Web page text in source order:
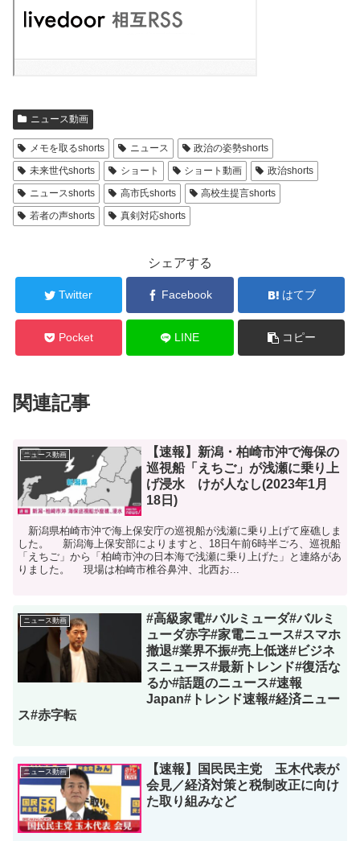
ニュース動画
メモを取るshorts ニュース
政治の姿勢shorts
未来世代shorts
ショート ショート動画
政治shorts
ニュースshorts
高市氏shorts
高校生提言shorts
若者の声shorts
真剣対応shorts
シェアする
Twitter Facebook はてブ
Pocket LINE コピー
関連記事
ニュース動画
【速報】新潟・柏崎市沖で海保の
巡視船「えちご」が浅瀬に乗り上
げ浸水 けが人なし(2023年1月
18日)
新潟県柏崎市沖で海上保安庁の巡視船が浅瀬に乗り上げて座礁しま
した。 新潟海上保安部によりますと、18日午前6時半ごろ、巡視船
「えちご」から「柏崎市沖の日本海で浅瀬に乗り上げた」と連絡があ
りました。 現場は柏崎市椎谷鼻沖、北西お...
ニュース動画
#高級家電#バルミューダ#バルミ
ューダ赤字#家電ニュース#スマホ
撤退#業界不振#売上低迷#ビジネ
スニュース#最新トレンド#復活な
るか#話題のニュース#速報
Japan#トレンド速報#経済ニュー
ス#赤字転
ニュース動画
【速報】国民民主党 玉木代表が
会見／経済対策と税制改正に向け
た取り組みなど